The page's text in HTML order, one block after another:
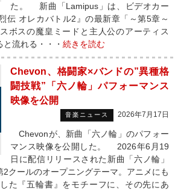
た。 新曲「Lamipus」は、ビデオカー
伝 オレカバトル2』の最新章「～第5章～
ボスの魔皇ミードと主人公のアーティス
と流れる・・・ 続きを読む
Chevon、格闘家×バンドの”異種格
闘技戦”「六ノ輪」パフォーマンス
映像を公開
音楽ニュース 2026年7月17日
Chevonが、新曲「六ノ輪」のパフォー
マンス映像を公開した。 2026年6月19
日に配信リリースされた新曲「六ノ輪」
クールのオープニングテーマ。アニメにも
た『五輪書』をモチーフに、その先にあ